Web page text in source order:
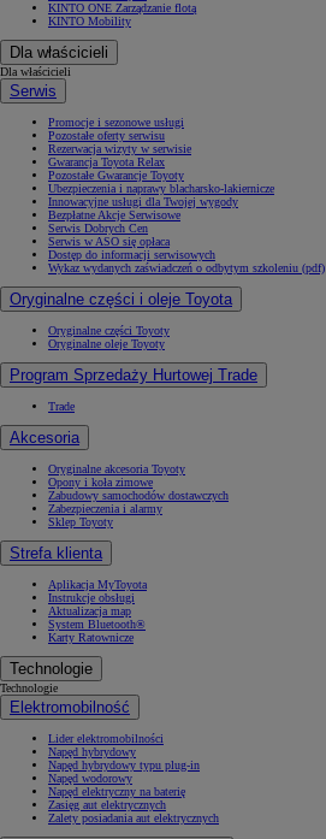
KINTO ONE Zarządzanie flotą
KINTO Mobility
Dla właścicieli
Dla właścicieli
Serwis
Promocje i sezonowe usługi
Pozostałe oferty serwisu
Rezerwacja wizyty w serwisie
Gwarancja Toyota Relax
Pozostałe Gwarancje Toyoty
Ubezpieczenia i naprawy blacharsko-lakiernicze
Innowacyjne usługi dla Twojej wygody
Bezpłatne Akcje Serwisowe
Serwis Dobrych Cen
Serwis w ASO się opłaca
Dostęp do informacji serwisowych
Wykaz wydanych zaświadczeń o odbytym szkoleniu (pdf)
Oryginalne części i oleje Toyota
Oryginalne części Toyoty
Oryginalne oleje Toyoty
Program Sprzedaży Hurtowej Trade
Trade
Akcesoria
Oryginalne akcesoria Toyoty
Opony i koła zimowe
Zabudowy samochodów dostawczych
Zabezpieczenia i alarmy
Sklep Toyoty
Strefa klienta
Aplikacja MyToyota
Instrukcje obsługi
Aktualizacja map
System Bluetooth®
Karty Ratownicze
Technologie
Technologie
Elektromobilność
Lider elektromobilności
Napęd hybrydowy
Napęd hybrydowy typu plug-in
Napęd wodorowy
Napęd elektryczny na baterię
Zasięg aut elektrycznych
Zalety posiadania aut elektrycznych